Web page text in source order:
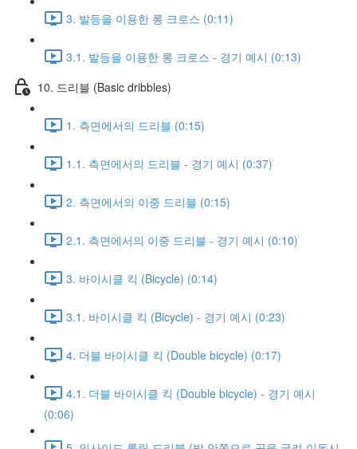
3. 발등을 이용한 롱 크로스 (0:11)
3.1. 발등을 이용한 롱 크로스 - 경기 예시 (0:13)
10. 드리블 (Basic dribbles)
1. 측면에서의 드리블 (0:15)
1.1. 측면에서의 드리블 - 경기 예시 (0:37)
2. 측면에서의 이중 드리블 (0:15)
2.1. 측면에서의 이중 드리블 - 경기 예시 (0:10)
3. 바이시클 킥 (Bicycle) (0:14)
3.1. 바이시클 킥 (Bicycle) - 경기 예시 (0:23)
4. 더블 바이시클 킥 (Double bicycle) (0:17)
4.1. 더블 바이시클 킥 (Double bicycle) - 경기 예시
(0:06)